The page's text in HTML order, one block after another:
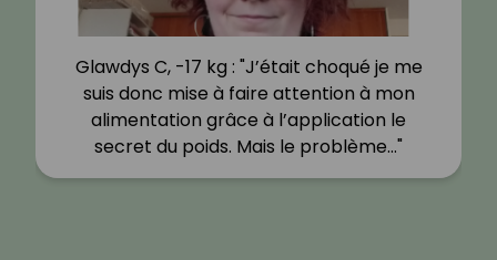
Glawdys C, -17 kg : "J’était choqué je me
suis donc mise à faire attention à mon
alimentation grâce à l’application le
secret du poids. Mais le problème…"